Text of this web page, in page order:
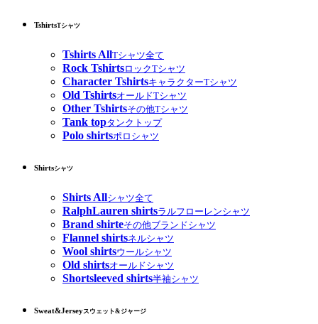
TshirtsTシャツ
Tshirts AllTシャツ全て
Rock TshirtsロックTシャツ
Character TshirtsキャラクターTシャツ
Old TshirtsオールドTシャツ
Other Tshirtsその他Tシャツ
Tank topタンクトップ
Polo shirtsポロシャツ
Shirtsシャツ
Shirts Allシャツ全て
RalphLauren shirtsラルフローレンシャツ
Brand shirteその他ブランドシャツ
Flannel shirtsネルシャツ
Wool shirtsウールシャツ
Old shirtsオールドシャツ
Shortsleeved shirts半袖シャツ
Sweat&Jerseyスウェット&ジャージ